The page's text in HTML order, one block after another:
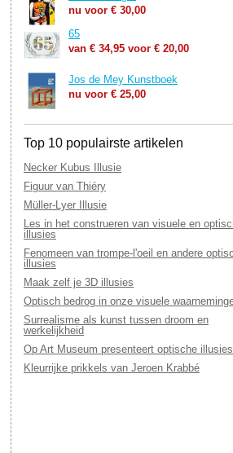
nu voor € 30,00
65
van € 34,95 voor € 20,00
Jos de Mey Kunstboek
nu voor € 25,00
Top 10 populairste artikelen
Necker Kubus Illusie
Figuur van Thiéry
Müller-Lyer Illusie
Les in het construeren van visuele en
illusies
Fenomeen van trompe-l'oeil en andere
illusies
Maak zelf je 3D illusies
Optisch bedrog in onze visuele
Surrealisme als kunst tussen droom en
werkelijkheid
Op Art Museum presenteert optische illusies
Kleurrijke prikkels van Jeroen Krabbé